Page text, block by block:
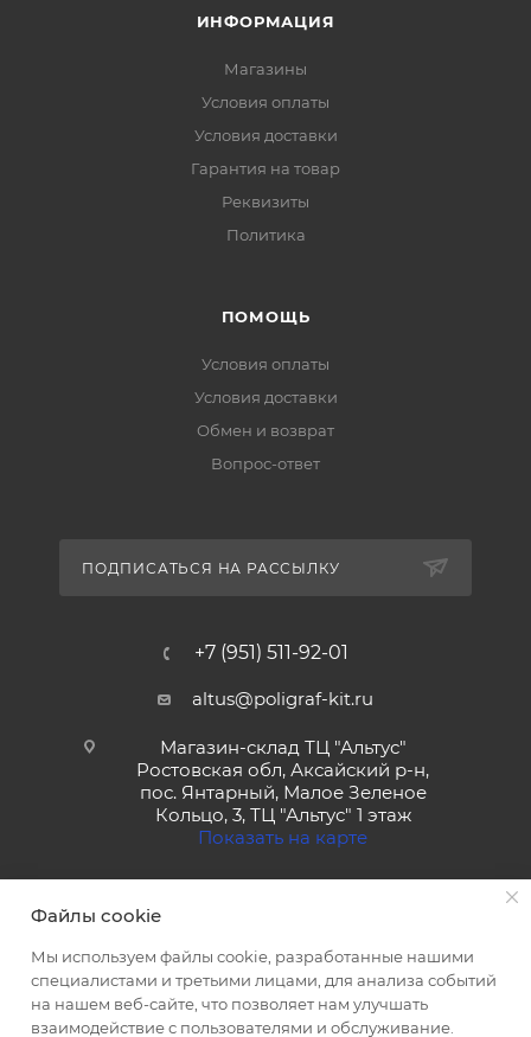
ИНФОРМАЦИЯ
Магазины
Условия оплаты
Условия доставки
Гарантия на товар
Реквизиты
Политика
ПОМОЩЬ
Условия оплаты
Условия доставки
Обмен и возврат
Вопрос-ответ
ПОДПИСАТЬСЯ НА РАССЫЛКУ
+7 (951) 511-92-01
altus@poligraf-kit.ru
Магазин-склад ТЦ "Альтус"
Ростовская обл, Аксайский р-н,
пос. Янтарный, Малое Зеленое
Кольцо, 3, ТЦ "Альтус" 1 этаж
Показать на карте
2026 © Полиграф кит - интернет-магазин
Файлы cookie
Мы используем файлы cookie, разработанные нашими
специалистами и третьими лицами, для анализа событий
на нашем веб-сайте, что позволяет нам улучшать
взаимодействие с пользователями и обслуживание.